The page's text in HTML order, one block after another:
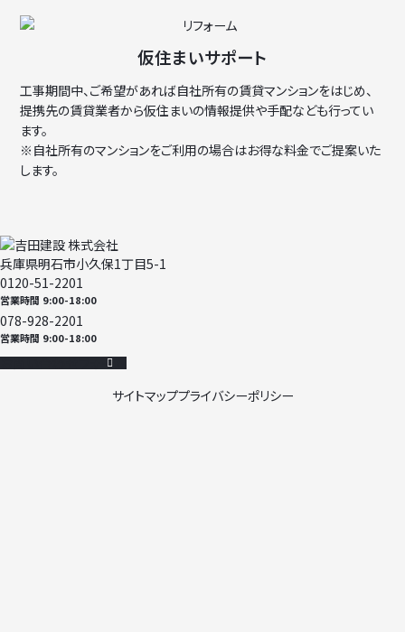
仮住まいサポート
工事期間中、ご希望があれば自社所有の賃貸マンションをはじめ、
提携先の賃貸業者から仮住まいの情報提供や手配なども行ってい
ます。
※自社所有のマンションをご利用の場合はお得な料金でご提案いた
します。
兵庫県明石市小久保1丁目5-1
0120-51-2201
営業時間 9:00-18:00
078-928-2201
営業時間 9:00-18:00
お問い合わせフォーム
サイトマッププライバシーポリシー